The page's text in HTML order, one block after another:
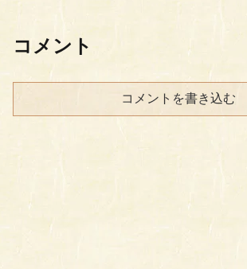
コメント
コメントを書き込む